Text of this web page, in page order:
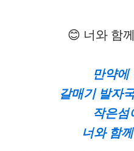
😊 너와 함
만약에
갈매기 발자
작은섬
너와 함